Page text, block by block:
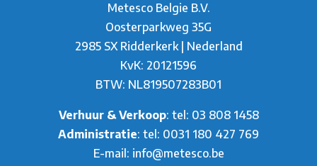
Metesco Belgie B.V.
Oosterparkweg 35G
2985 SX Ridderkerk | Nederland
KvK: 20121596
BTW: NL819507283B01
Verhuur & Verkoop: tel: 03 808 1458
Administratie: tel: 0031 180 427 769
E-mail: info@metesco.be